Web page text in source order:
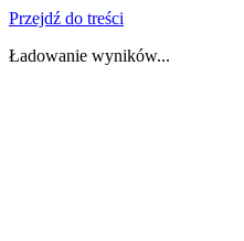
Przejdź do treści
Ładowanie wyników...